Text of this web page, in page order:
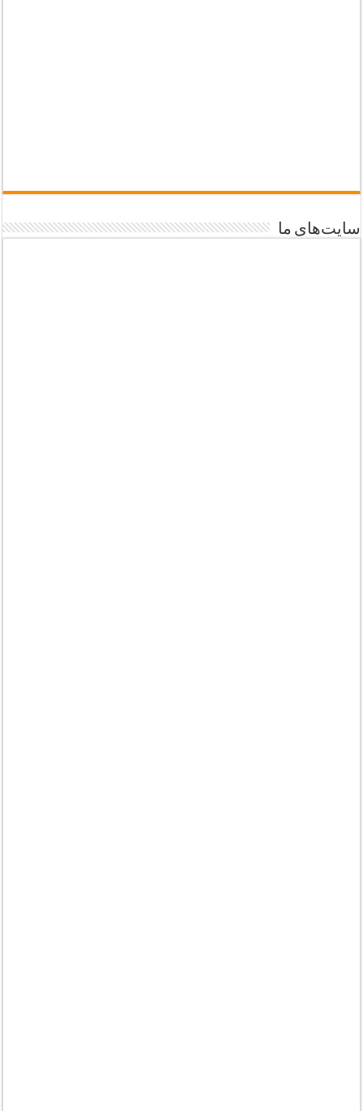
سایت‌های ما